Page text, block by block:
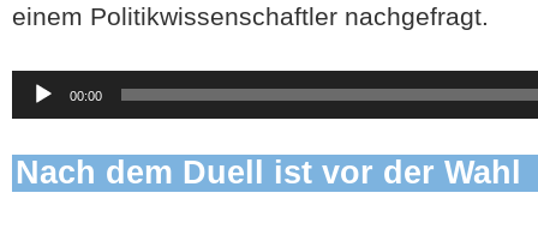
einem Politikwissenschaftler nachgefragt.
Audio-
Player
00:00
Nach dem Duell ist vor der Wahl